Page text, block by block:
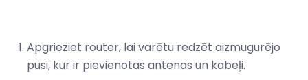
Apgrieziet router, lai varētu redzēt aizmugurējo
pusi, kur ir pievienotas antenas un kabeļi.